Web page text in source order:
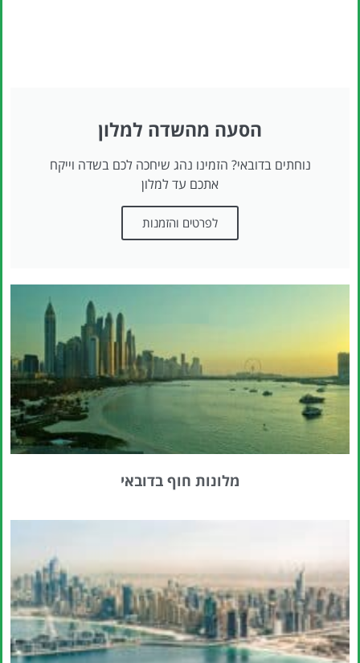
הסעה מהשדה למלון
נוחתים בדובאי? הזמינו נהג שיחכה לכם בשדה וייקח
אתכם עד למלון
לפרטים והזמנות
מלונות חוף בדובאי